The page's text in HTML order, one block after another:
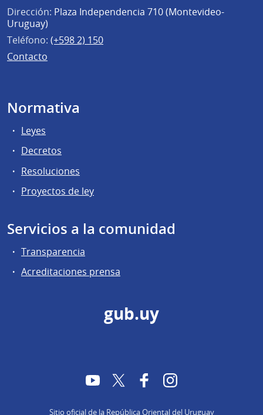
Dirección: Plaza Independencia 710 (Montevideo-
Uruguay)
Teléfono: (+598 2) 150
Contacto
Normativa
Leyes
Decretos
Resoluciones
Proyectos de ley
Servicios a la comunidad
Transparencia
Acreditaciones prensa
gub.uy
YouTubeTwitter FacebookInstagram
Sitio oficial de la República Oriental del Uruguay